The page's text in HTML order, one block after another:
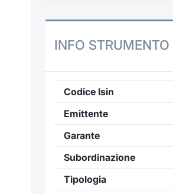
INFO STRUMENTO
Codice Isin
Emittente
Garante
Subordinazione
Tipologia